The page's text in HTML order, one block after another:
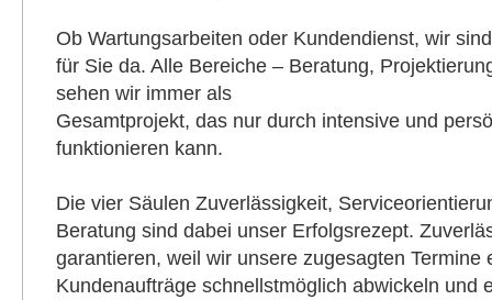
Ob Wartungsarbeiten oder Kundendienst, wir
für Sie da. Alle Bereiche – Beratung,
sehen wir immer als
Gesamtprojekt, das nur durch intensive und
funktionieren kann.
Die vier Säulen Zuverlässigkeit,
Beratung sind dabei unser Erfolgsrezept.
garantieren, weil wir unsere zugesagten Termine
Kundenaufträge schnellstmöglich abwickeln und